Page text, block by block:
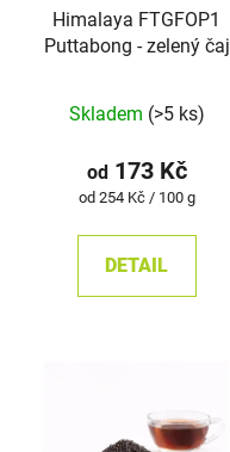
Himalaya FTGFOP1
Puttabong - zelený čaj
hodnocení
produktu
je
z
Skladem (>5 ks)
od173 Kč
Měrná
od 254 Kč / 100 g
DETAIL